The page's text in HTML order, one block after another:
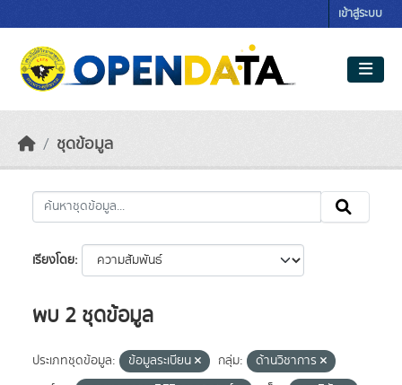
เข้าสู่ระบบ
ชุดข้อมูล
เรียงโดย
พบ 2 ชุดข้อมูล
ประเภทชุดข้อมูล: ข้อมูลระเบียน กลุ่ม:
ด้านวิชาการ